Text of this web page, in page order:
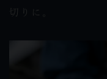
切りに。